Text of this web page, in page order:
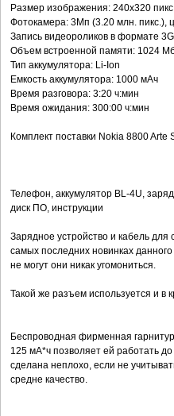
Размер изображения: 240x320
Фотокамера: 3Мп (3.20 млн. пикс.),
Запись видеороликов в формате
Объем встроенной памяти: 1024
Тип аккумулятора: Li-Ion
Емкость аккумулятора: 1000 мАч
Время разговора: 3:20 ч:мин
Время ожидания: 300:00 ч:мин
Комплект поставки Nokia 8800 Arte
Телефон, аккумулятор BL-4U,
диск ПО, инструкции
Зарядное устройство и кабель
самых последних новинках
не могут они никак угомониться.
Такой же разъем используется и в
Беспроводная фирменная
125 мА*ч позволяет ей работать
сделана неплохо, если не
средне качество.